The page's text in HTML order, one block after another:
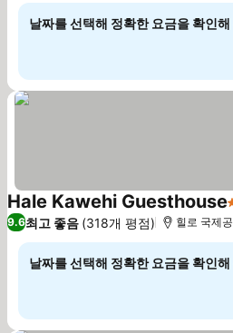
날짜를 선택해 정확한 요금을 확인해
Hale Kawehi Guesthouse
9.6최고 좋음 (318개 평점) 힐로 국제
날짜를 선택해 정확한 요금을 확인해